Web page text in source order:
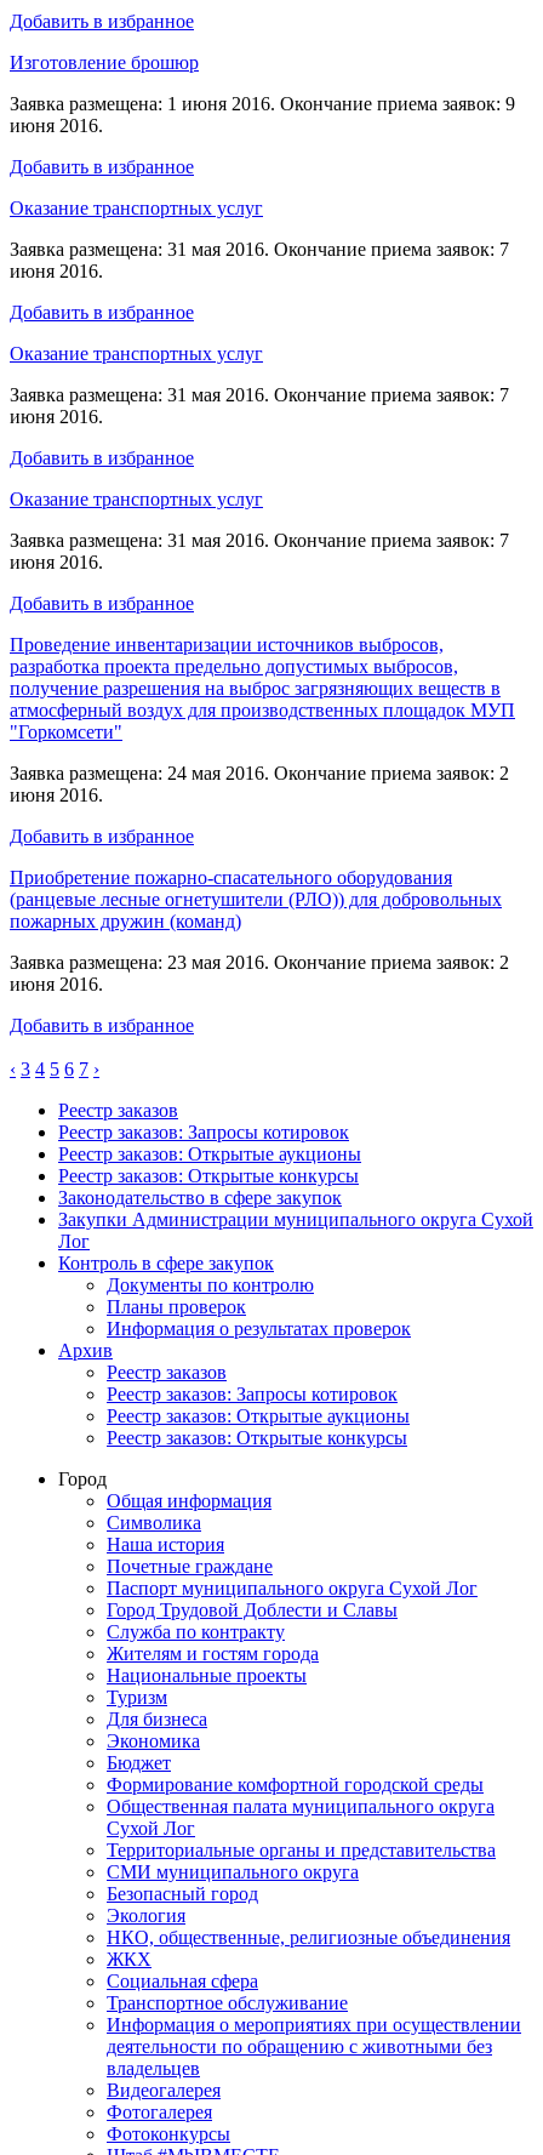
Добавить в избранное
Изготовление брошюр
Заявка размещена: 1 июня 2016. Окончание приема заявок: 9
июня 2016.
Добавить в избранное
Оказание транспортных услуг
Заявка размещена: 31 мая 2016. Окончание приема заявок: 7
июня 2016.
Добавить в избранное
Оказание транспортных услуг
Заявка размещена: 31 мая 2016. Окончание приема заявок: 7
июня 2016.
Добавить в избранное
Оказание транспортных услуг
Заявка размещена: 31 мая 2016. Окончание приема заявок: 7
июня 2016.
Добавить в избранное
Проведение инвентаризации источников выбросов,
разработка проекта предельно допустимых выбросов,
получение разрешения на выброс загрязняющих веществ в
атмосферный воздух для производственных площадок МУП
"Горкомсети"
Заявка размещена: 24 мая 2016. Окончание приема заявок: 2
июня 2016.
Добавить в избранное
Приобретение пожарно-спасательного оборудования
(ранцевые лесные огнетушители (РЛО)) для добровольных
пожарных дружин (команд)
Заявка размещена: 23 мая 2016. Окончание приема заявок: 2
июня 2016.
Добавить в избранное
‹ 3 4 5 6 7 ›
Реестр заказов
Реестр заказов: Запросы котировок
Реестр заказов: Открытые аукционы
Реестр заказов: Открытые конкурсы
Законодательство в сфере закупок
Закупки Администрации муниципального округа Сухой
Лог
Контроль в сфере закупок
Документы по контролю
Планы проверок
Информация о результатах проверок
Архив
Реестр заказов
Реестр заказов: Запросы котировок
Реестр заказов: Открытые аукционы
Реестр заказов: Открытые конкурсы
Город
Общая информация
Символика
Наша история
Почетные граждане
Паспорт муниципального округа Сухой Лог
Город Трудовой Доблести и Славы
Служба по контракту
Жителям и гостям города
Национальные проекты
Туризм
Для бизнеса
Экономика
Бюджет
Формирование комфортной городской среды
Общественная палата муниципального округа
Сухой Лог
Территориальные органы и представительства
СМИ муниципального округа
Безопасный город
Экология
НКО, общественные, религиозные объединения
ЖКХ
Социальная сфера
Транспортное обслуживание
Информация о мероприятиях при осуществлении
деятельности по обращению с животными без
владельцев
Видеогалерея
Фотогалерея
Фотоконкурсы